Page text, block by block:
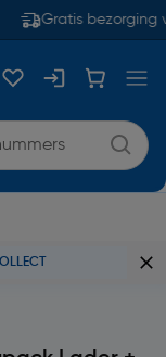
Gratis bezorging